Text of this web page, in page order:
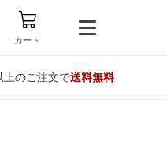
カート
のご注文で送料無料